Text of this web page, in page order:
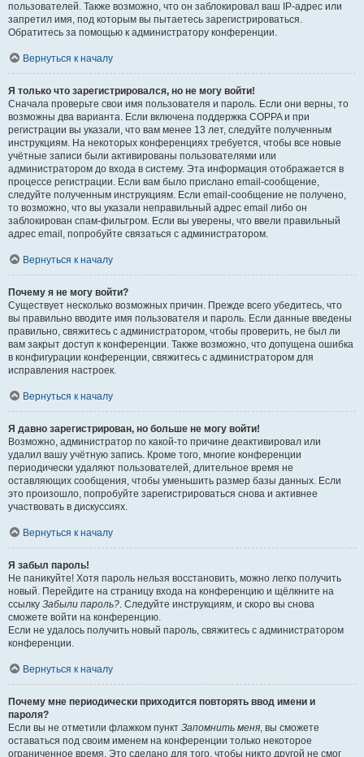
пользователей. Также возможно, что он заблокировал ваш IP-адрес или
запретил имя, под которым вы пытаетесь зарегистрироваться.
Обратитесь за помощью к администратору конференции.
Вернуться к началу
Я только что зарегистрировался, но не могу войти!
Сначала проверьте свои имя пользователя и пароль. Если они верны, то
возможны два варианта. Если включена поддержка COPPA и при
регистрации вы указали, что вам менее 13 лет, следуйте полученным
инструкциям. На некоторых конференциях требуется, чтобы все новые
учётные записи были активированы пользователями или
администратором до входа в систему. Эта информация отображается в
процессе регистрации. Если вам было прислано email-сообщение,
следуйте полученным инструкциям. Если email-сообщение не получено,
то возможно, что вы указали неправильный адрес email либо он
заблокирован спам-фильтром. Если вы уверены, что ввели правильный
адрес email, попробуйте связаться с администратором.
Вернуться к началу
Почему я не могу войти?
Существует несколько возможных причин. Прежде всего убедитесь, что
вы правильно вводите имя пользователя и пароль. Если данные введены
правильно, свяжитесь с администратором, чтобы проверить, не был ли
вам закрыт доступ к конференции. Также возможно, что допущена ошибка
в конфигурации конференции, свяжитесь с администратором для
исправления настроек.
Вернуться к началу
Я давно зарегистрирован, но больше не могу войти!
Возможно, администратор по какой-то причине деактивировал или
удалил вашу учётную запись. Кроме того, многие конференции
периодически удаляют пользователей, длительное время не
оставляющих сообщения, чтобы уменьшить размер базы данных. Если
это произошло, попробуйте зарегистрироваться снова и активнее
участвовать в дискуссиях.
Вернуться к началу
Я забыл пароль!
Не паникуйте! Хотя пароль нельзя восстановить, можно легко получить
новый. Перейдите на страницу входа на конференцию и щёлкните на
ссылку Забыли пароль?. Следуйте инструкциям, и скоро вы снова
сможете войти на конференцию.
Если не удалось получить новый пароль, свяжитесь с администратором
конференции.
Вернуться к началу
Почему мне периодически приходится повторять ввод имени и
пароля?
Если вы не отметили флажком пункт Запомнить меня, вы сможете
оставаться под своим именем на конференции только некоторое
ограниченное время. Это сделано для того, чтобы никто другой не смог